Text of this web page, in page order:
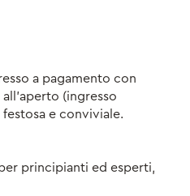
a pagamento con
(ingresso
e conviviale.
principianti ed esperti,